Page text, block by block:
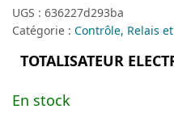
UGS : 636227d293ba
Catégorie : Contrôle, Relais
TOTALISATEUR
En stock